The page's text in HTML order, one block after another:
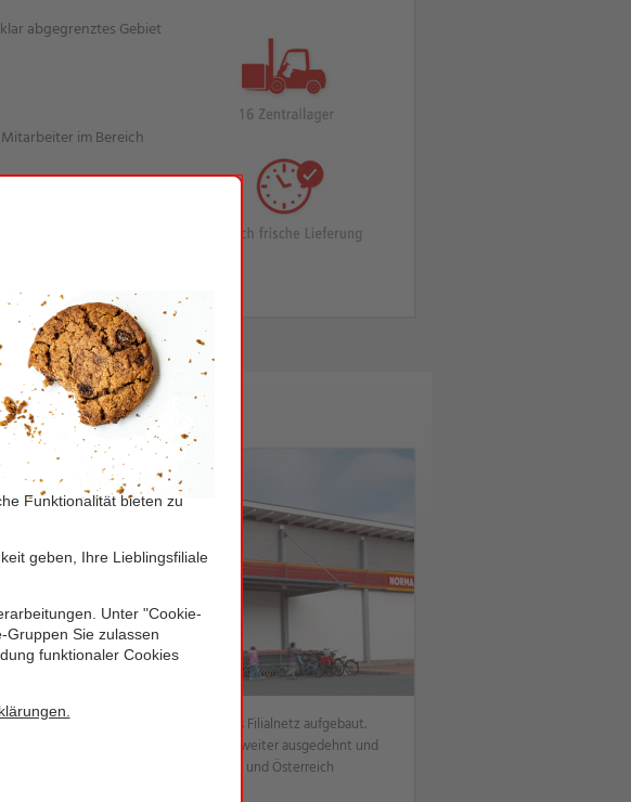
abgegrenztes Gebiet
im Bereich
günstige
Jahren hat NORMA ein eindrucksvolles Filialnetz aufgebaut.
hat sich vom süddeutschen Raum immer weiter ausgedehnt und
bis nach Frankreich, Tschechien und Österreich